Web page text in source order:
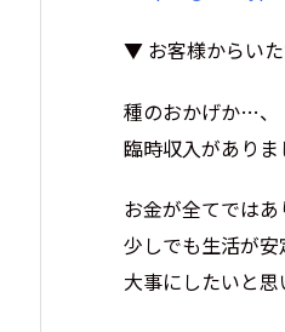
▼ お客様からいた
種のおかげか…、
臨時収入がありま
お金が全てではあ
少しでも生活が安
大事にしたいと思